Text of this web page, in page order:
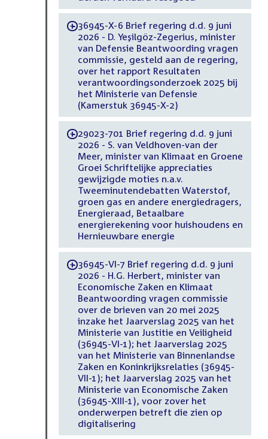
-36945-X-6 Brief regering d.d. 9 juni
2026 - D. Yeşilgöz-Zegerius, minister
van Defensie Beantwoording vragen
commissie, gesteld aan de regering,
over het rapport Resultaten
verantwoordingsonderzoek 2025 bij
het Ministerie van Defensie
(Kamerstuk 36945-X-2)
-29023-701 Brief regering d.d. 9 juni
2026 - S. van Veldhoven-van der
Meer, minister van Klimaat en Groene
Groei Schriftelijke appreciaties
gewijzigde moties n.a.v.
Tweeminutendebatten Waterstof,
groen gas en andere energiedragers,
Energieraad, Betaalbare
energierekening voor huishoudens en
Hernieuwbare energie
-36945-VI-7 Brief regering d.d. 9 juni
2026 - H.G. Herbert, minister van
Economische Zaken en Klimaat
Beantwoording vragen commissie
over de brieven van 20 mei 2025
inzake het Jaarverslag 2025 van het
Ministerie van Justitie en Veiligheid
(36945-VI-1); het Jaarverslag 2025
van het Ministerie van Binnenlandse
Zaken en Koninkrijksrelaties (36945-
VII-1); het Jaarverslag 2025 van het
Ministerie van Economische Zaken
(36945-XIII-1), voor zover het
onderwerpen betreft die zien op
digitalisering